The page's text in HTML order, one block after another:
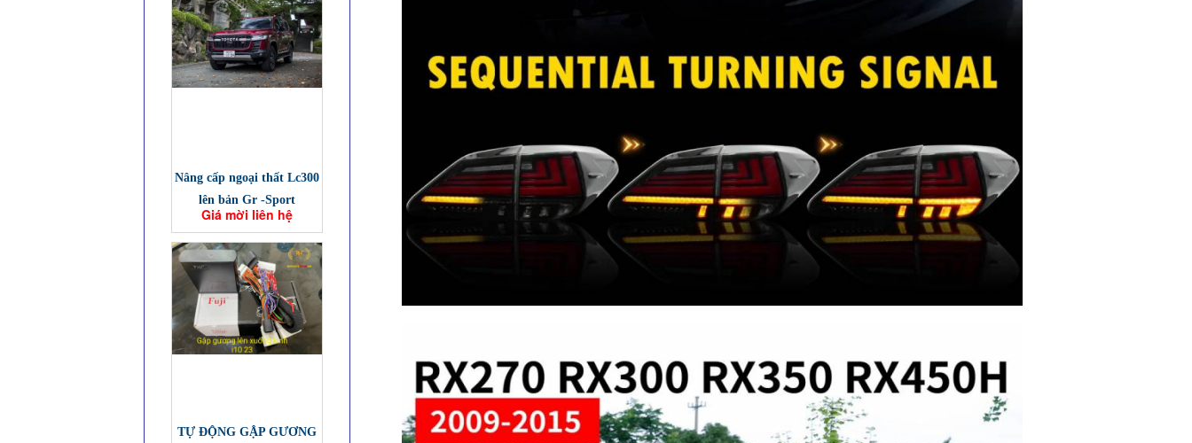
Nâng cấp ngoại thất Lc300
lên bản Gr -Sport
Giá mời liên hệ
TỰ ĐỘNG GẬP GƯƠNG